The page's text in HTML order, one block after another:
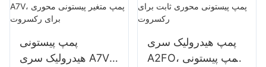
بوش رکسروت
پمپ پیستونی
هیدرولیک سری A7V،
پمپ هیدرولیک سری
A2FO، پمپ پیستونی